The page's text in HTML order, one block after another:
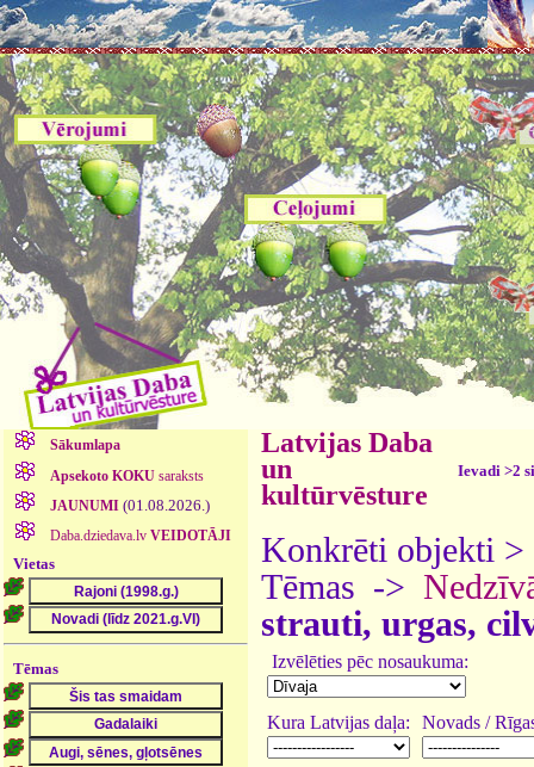
Sākumlapa
Apsekoto KOKUsaraksts
JAUNUMI (01.08.2026.)
Daba.dziedava.lv VEIDOTĀJI
Vietas
Tēmas
Latvijas Daba
un
kultūrvēsture
Ievadi >2
Konkrēti objekti >
Tēmas ->
strauti, urgas,
Izvēlēties pēc nosaukuma:
Kura Latvijas daļa: Novads /